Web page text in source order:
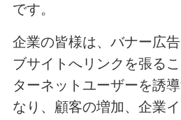
です。
企業の皆様は、バナー広
ブサイトへリンクを張る
ターネットユーザーを誘
なり、顧客の増加、企業